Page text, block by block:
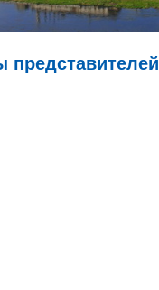
представителей